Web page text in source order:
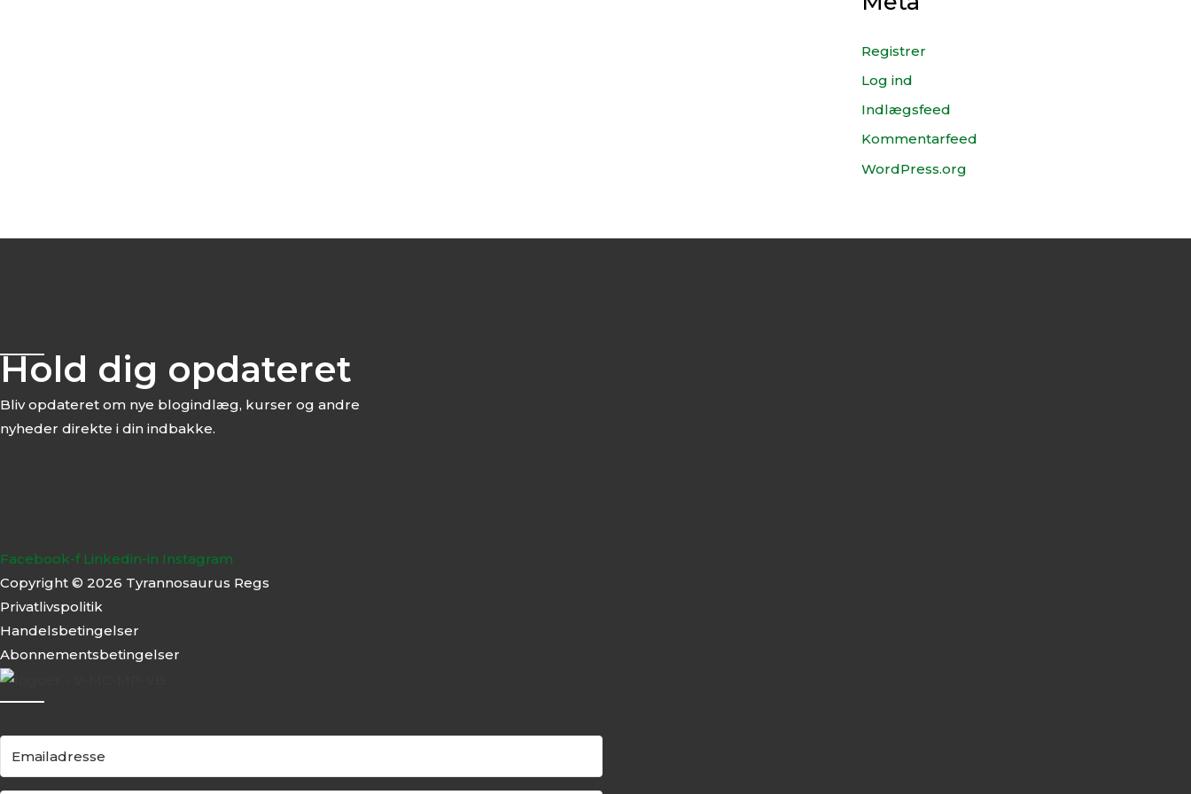
Registrer
Log ind
Indlægsfeed
Kommentarfeed
WordPress.org
Hold dig opdateret
Bliv opdateret om nye blogindlæg, kurser og andre
nyheder direkte i din indbakke.
Facebook-f Linkedin-in Instagram
Copyright © 2026 Tyrannosaurus Regs
Privatlivspolitik
Handelsbetingelser
Abonnementsbetingelser